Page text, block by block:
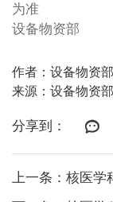
为准
设备物资部
作者：设备物资部
来源：设备物资部
分享到：
上一条：核医学